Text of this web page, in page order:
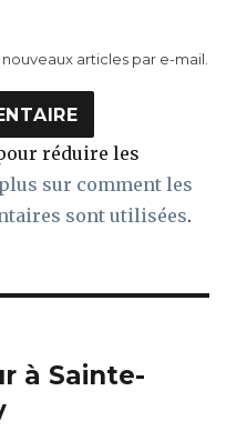
articles par e-mail.
réduire les
sur comment les
sont utilisées.
à Sainte-